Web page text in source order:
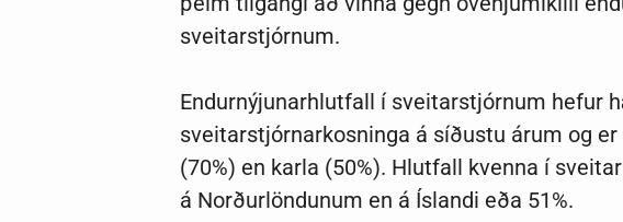
sveitarstjórnum.
Endurnýjunarhlutfall í sveitarstjórnum hefur
sveitarstjórnarkosninga á síðustu árum og
(70%) en karla (50%). Hlutfall kvenna í
á Norðurlöndunum en á Íslandi eða 51%.